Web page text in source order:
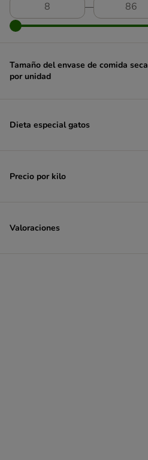
PURINA Friskies
GranataPet
IAMS
Kitty Cat
Lucky Lou
Natural Greatness
―
Tamaño del envase de comida seca
por unidad
Dieta especial gatos
Precio por kilo
Valoraciones